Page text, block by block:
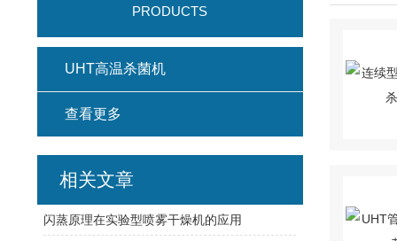
PRODUCTS
UHT高温杀菌机
查看更多
相关文章
闪蒸原理在实验型喷雾干燥机的应用